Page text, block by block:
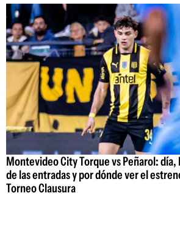
Montevideo City Torque vs Peñarol:
de las entradas y por dónde ver el
Torneo Clausura